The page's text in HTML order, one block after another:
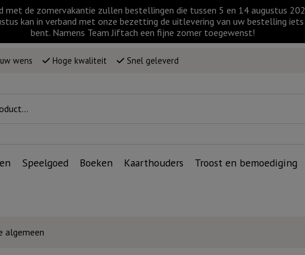
met de zomervakantie zullen bestellingen die tussen 5 en 14 augustus
kan in verband met onze bezetting de uitlevering van uw bestelling
bent. Namens Team Jiftach een fijne zomer toegewenst!
wens Hoge kwaliteit Snel geleverd
Speelgoed Boeken Kaarthouders Troost en bemoediging
algemeen